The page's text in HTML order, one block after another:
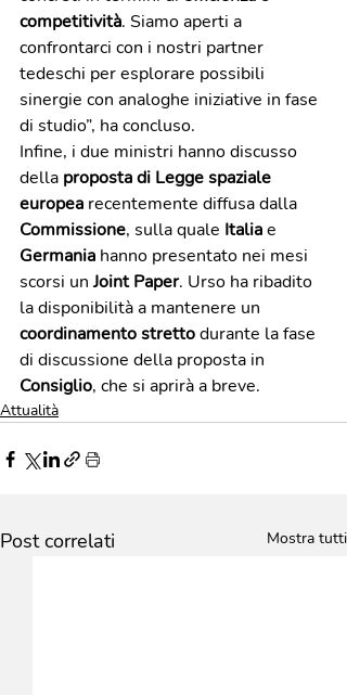
competitività. Siamo aperti a
confrontarci con i nostri partner
tedeschi per esplorare possibili
sinergie con analoghe iniziative in fase
di studio”, ha concluso.
Infine, i due ministri hanno discusso
della proposta di Legge spaziale
europea recentemente diffusa dalla
Commissione, sulla quale Italia e
Germania hanno presentato nei mesi
scorsi un Joint Paper. Urso ha ribadito
la disponibilità a mantenere un
coordinamento stretto durante la fase
di discussione della proposta in
Consiglio, che si aprirà a breve.
Attualità
Post correlati Mostra tutti